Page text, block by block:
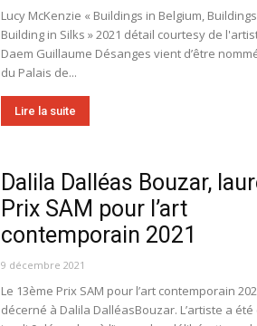
Lucy McKenzie « Buildings in Belgium,
Building in Silks » 2021 détail courtesy de
Daem Guillaume Désanges vient d’être
du Palais de...
Lire la suite
Dalila Dalléas Bouzar,
Prix SAM pour l’art
contemporain 2021
9 décembre 2021
Le 13ème Prix SAM pour l’art contemporain
décerné à Dalila DalléasBouzar. L’artiste a été